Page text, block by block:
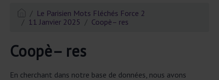
Le Parisien Mots Fléchés Force 2
11 Janvier 2025
Coopè– res
Coopè– res
En cherchant dans notre base de données, nous avons